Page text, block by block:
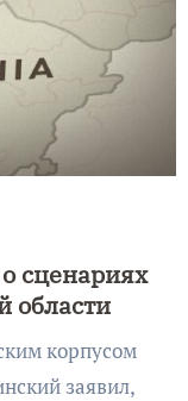
сценариях
области
заявил,